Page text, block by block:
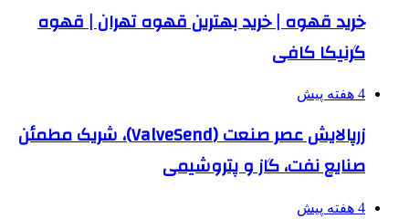
خرید قهوه | خرید بهترین قهوه تهران | قهوه
گرنیکا کافی
4 هفته پیش
زرپالایش عصر صنعت (ValveSend)، شریک مطمئن
صنایع نفت، گاز و پتروشیمی
4 هفته پیش